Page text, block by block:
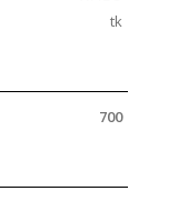
tk
700